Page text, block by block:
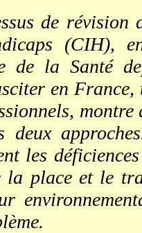
de
(CIH),
de la Santé
en France,
montre
deux
les
la place et le